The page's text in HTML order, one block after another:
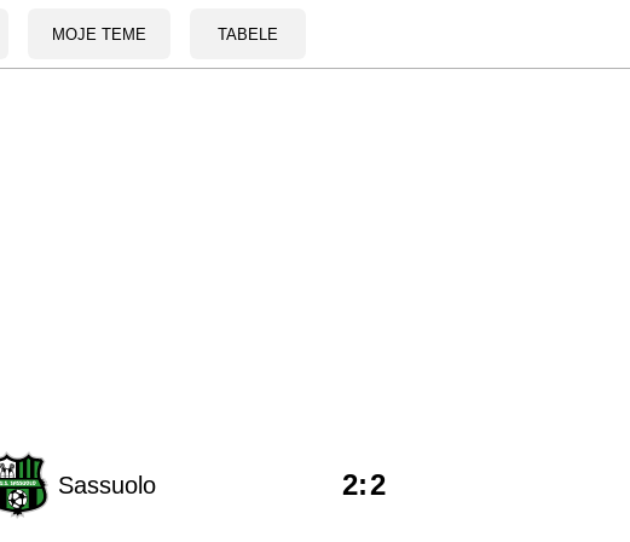
MOJE TEME TABELE
Sassuolo 2:2